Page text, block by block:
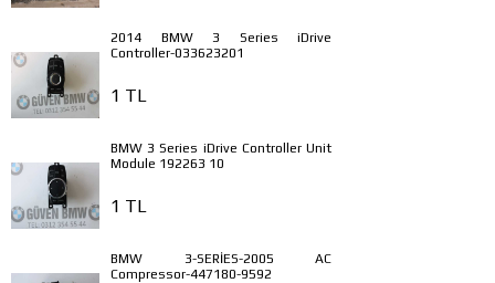
2014 BMW 3 Series iDrive
Controller-033623201
1 TL
BMW 3 Series iDrive Controller Unit
Module 192263 10
1 TL
BMW 3-SERİES-2005 AC
Compressor-447180-9592